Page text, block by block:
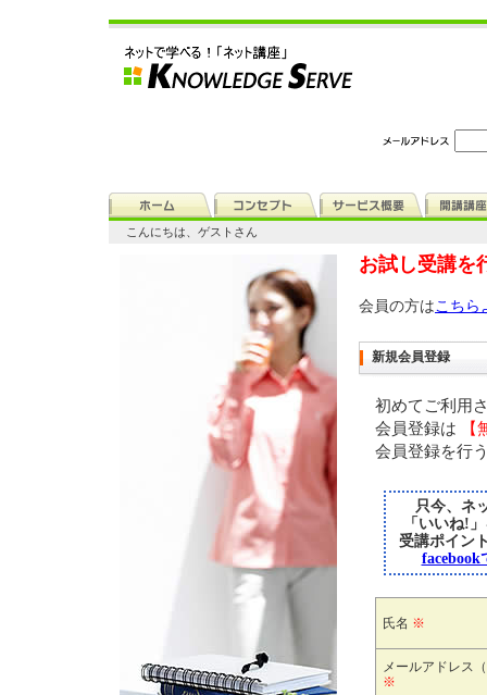
こんにちは、ゲストさん
お試し受講を
会員の方はこちら
新規会員登録
初めてご利用
会員登録は 【
会員登録を行
只今、ネ
「いいね!
受講ポイン
facebook
氏名 ※
メールアドレス
※